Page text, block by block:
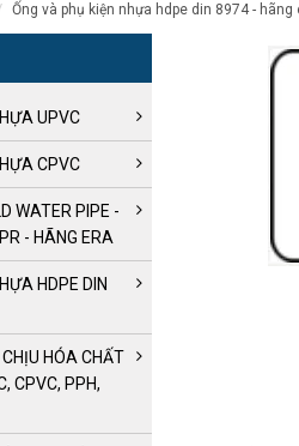
ống và phụ kiện nhựa hdpe din 8974 - hãng
UPVC
CPVC
WATER PIPE -
- HÃNG ERA
HDPE DIN
HÓA CHẤT
CPVC, PPH,